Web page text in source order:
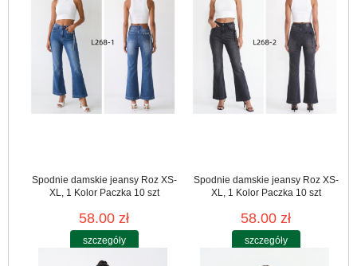
Spodnie damskie jeansy Roz XS-
XL, 1 Kolor Paczka 10 szt
58.00 zł
szczegóły
Spodnie damskie jeansy Roz XS-
XL, 1 Kolor Paczka 10 szt
58.00 zł
szczegóły